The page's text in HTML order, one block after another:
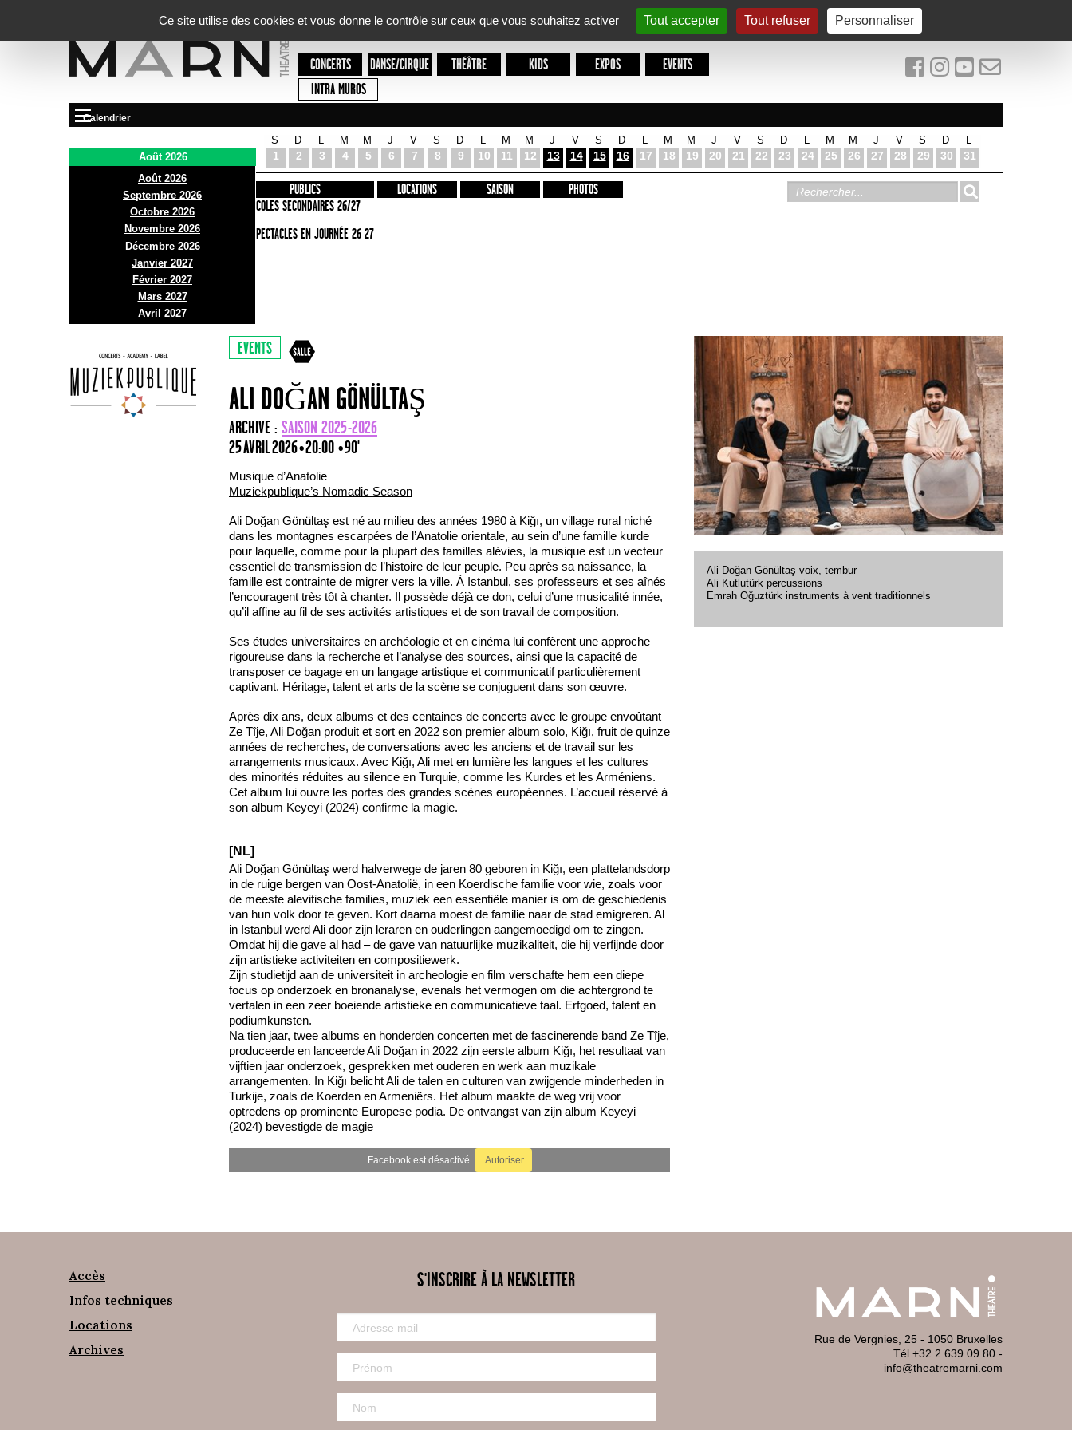
Ce site utilise des cookies et vous donne le contrôle sur ceux que vous souhaitez activer
Tout accepter Tout refuser Personnaliser
CONCERTS DANSE/CIRQUE THÉÂTRE KIDS EXPOS
EVENTS
INTRA MUROS
Calendrier
Août 2026
Août 2026
Septembre 2026
Octobre 2026
Novembre 2026
Décembre 2026
Janvier 2027
Février 2027
Mars 2027
Avril 2027
S
1
D
2 3
M
4
M
5
J
6
V
7
S
8
D
9 10
M
11
M
12
J
13
V
14
S
15
D
16 17
M
18
M
19
J
20
V
21
S
22
D
23 24
M
25
M
26
J
27
V
28
S
29
D
30 31
PRÉSENTATION
INFOS PRATIQUES
ACCES
BAR ET BISTRO
BILLETTERIE
PUBLICS
ECOLES SECONDAIRES 26/27
SPECTACLES EN JOURNÉE 26 27
LOCATIONS SAISON PHOTOS
EVENTS
ALI DOĞAN GÖNÜLTAŞ
ARCHIVE : SAISON 2025-2026
25 AVRIL 2026 • 20:00 • 90'
Musique d’Anatolie
Muziekpublique’s Nomadic Season
Ali Doğan Gönültaş est né au milieu des années 1980 à Kiğı, un village rural niché
dans les montagnes escarpées de l’Anatolie orientale, au sein d’une famille kurde
pour laquelle, comme pour la plupart des familles alévies, la musique est un vecteur
essentiel de transmission de l’histoire de leur peuple. Peu après sa naissance, la
famille est contrainte de migrer vers la ville. À Istanbul, ses professeurs et ses aînés
l’encouragent très tôt à chanter. Il possède déjà ce don, celui d’une musicalité innée,
qu’il affine au fil de ses activités artistiques et de son travail de composition.
Ses études universitaires en archéologie et en cinéma lui confèrent une approche
rigoureuse dans la recherche et l’analyse des sources, ainsi que la capacité de
transposer ce bagage en un langage artistique et communicatif particulièrement
captivant. Héritage, talent et arts de la scène se conjuguent dans son œuvre.
Après dix ans, deux albums et des centaines de concerts avec le groupe envoûtant
Ze Tîje, Ali Doğan produit et sort en 2022 son premier album solo, Kiğı, fruit de quinze
années de recherches, de conversations avec les anciens et de travail sur les
arrangements musicaux. Avec Kiğı, Ali met en lumière les langues et les cultures
des minorités réduites au silence en Turquie, comme les Kurdes et les Arméniens.
Cet album lui ouvre les portes des grandes scènes européennes. L’accueil réservé à
son album Keyeyi (2024) confirme la magie.
[NL]
Ali Doğan Gönültaş werd halverwege de jaren 80 geboren in Kiğı, een plattelandsdorp
in de ruige bergen van Oost-Anatolië, in een Koerdische familie voor wie, zoals voor
de meeste alevitische families, muziek een essentiële manier is om de geschiedenis
van hun volk door te geven. Kort daarna moest de familie naar de stad emigreren. Al
in Istanbul werd Ali door zijn leraren en ouderlingen aangemoedigd om te zingen.
Omdat hij die gave al had – de gave van natuurlijke muzikaliteit, die hij verfijnde door
zijn artistieke activiteiten en compositiewerk.
Zijn studietijd aan de universiteit in archeologie en film verschafte hem een diepe
focus op onderzoek en bronanalyse, evenals het vermogen om die achtergrond te
vertalen in een zeer boeiende artistieke en communicatieve taal. Erfgoed, talent en
podiumkunsten.
Na tien jaar, twee albums en honderden concerten met de fascinerende band Ze Tîje,
produceerde en lanceerde Ali Doğan in 2022 zijn eerste album Kiğı, het resultaat van
vijftien jaar onderzoek, gesprekken met ouderen en werk aan muzikale
arrangementen. In Kiğı belicht Ali de talen en culturen van zwijgende minderheden in
Turkije, zoals de Koerden en Armeniërs. Het album maakte de weg vrij voor
optredens op prominente Europese podia. De ontvangst van zijn album Keyeyi
(2024) bevestigde de magie
Facebook est désactivé. Autoriser
Ali Doğan Gönültaş voix, tembur
Ali Kutlutürk percussions
Emrah Oğuztürk instruments à vent traditionnels
Accès
Infos techniques
Locations
Archives
S'INSCRIRE À LA NEWSLETTER
Rue de Vergnies, 25 - 1050 Bruxelles
Tél +32 2 639 09 80 -
info@theatremarni.com